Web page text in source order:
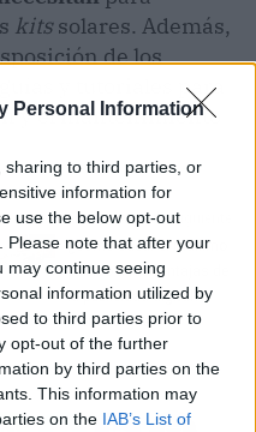
Personal Information
to third parties, or
information for
use the below opt-out
Please note that after your
may continue seeing
information utilized by
to third parties prior to
opt-out of the further
by third parties on the
This information may
on the IAB’s List of
kitssolares. Además,
de los
y tutoriales para
y el mantenimiento
Artículo siguiente
¿Cómo sacar el máximo
partido a las ventajas de
la publicidad digital?
Cierzo Digital